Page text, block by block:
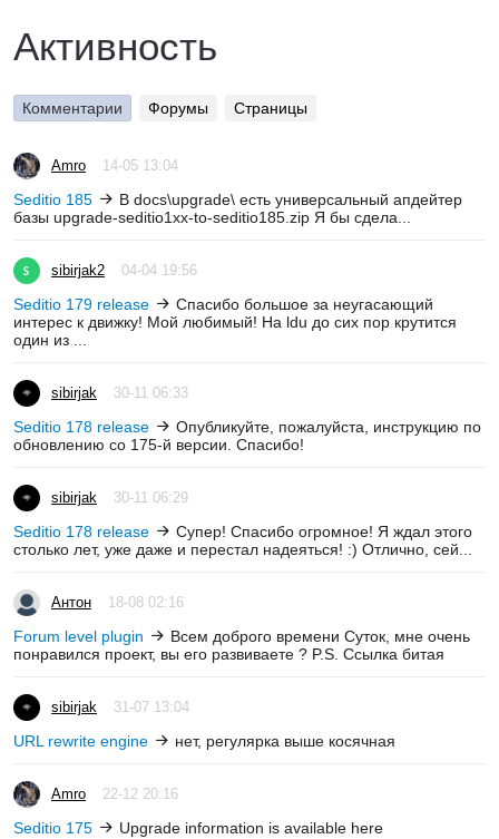
Активность
Комментарии Форумы Страницы
Amro 14-05 13:04
Seditio 185
В docs\upgrade\ есть универсальный апдейтер
базы upgrade-seditio1xx-to-seditio185.zip Я бы сдела...
sibirjak2 04-04 19:56
Seditio 179 release
Спасибо большое за неугасающий
интерес к движку! Мой любимый! На ldu до сих пор крутится
один из ...
sibirjak 30-11 06:33
Seditio 178 release
Опубликуйте, пожалуйста, инструкцию по
обновлению со 175-й версии. Спасибо!
sibirjak 30-11 06:29
Seditio 178 release
Супер! Спасибо огромное! Я ждал этого
столько лет, уже даже и перестал надеяться! :) Отлично, сей...
Антон 18-08 02:16
Forum level plugin
Всем доброго времени Суток, мне очень
понравился проект, вы его развиваете ? P.S. Ссылка битая
sibirjak 31-07 13:04
URL rewrite engine нет, регулярка выше косячная
Amro 22-12 20:16
Seditio 175 Upgrade information is available here